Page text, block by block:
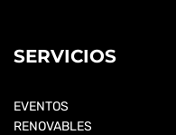
SERVICIOS
EVENTOS
RENOVABLES